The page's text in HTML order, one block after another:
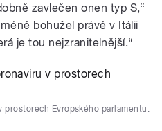
zavlečen onen typ S,“
bohužel právě v Itálii
je tou nejzranitelnější.“
Evropského parlamentu.